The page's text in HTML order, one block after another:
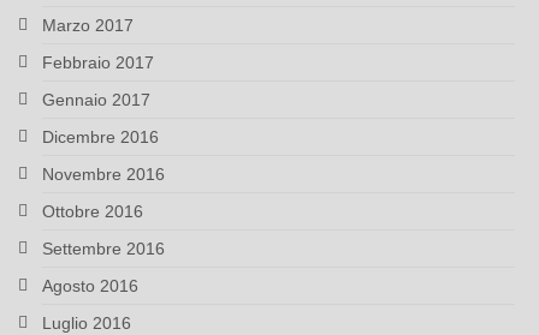
Marzo 2017
Febbraio 2017
Gennaio 2017
Dicembre 2016
Novembre 2016
Ottobre 2016
Settembre 2016
Agosto 2016
Luglio 2016